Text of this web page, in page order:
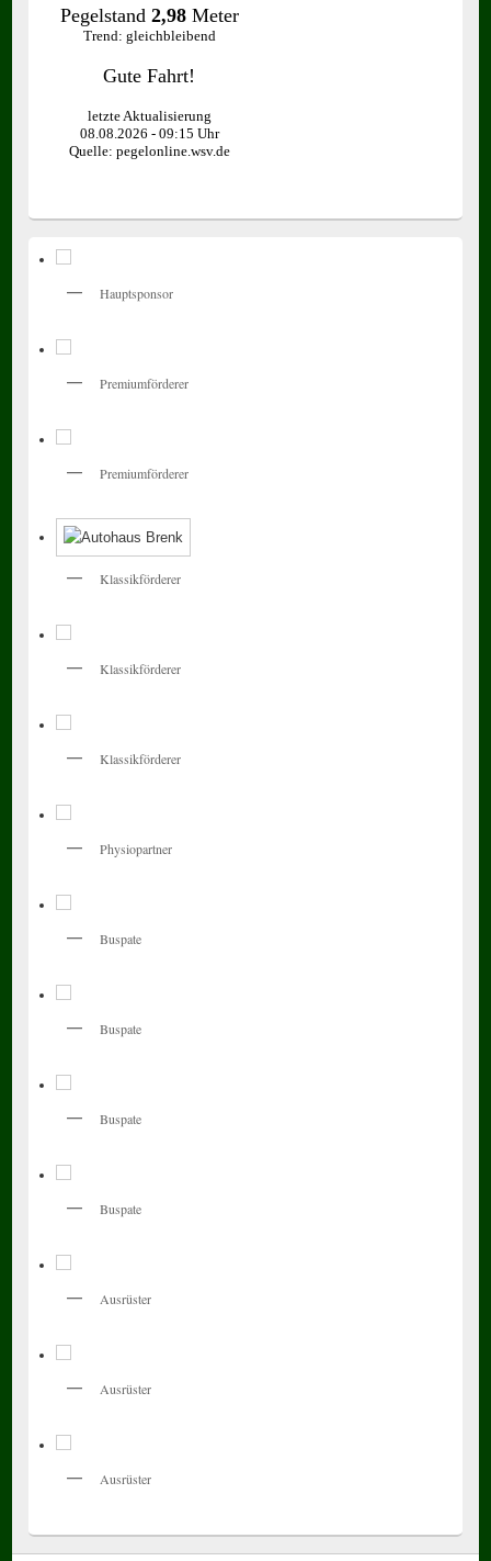
Hauptsponsor
Premiumförderer
Premiumförderer
Klassikförderer
Klassikförderer
Klassikförderer
Physiopartner
Buspate
Buspate
Buspate
Buspate
Ausrüster
Ausrüster
Ausrüster